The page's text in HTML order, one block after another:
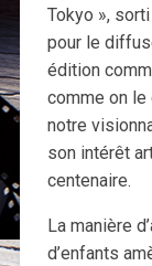
Tokyo »,
pour le
édition
comme on
notre
son intérêt
centenaire.
La manière
d’enfants